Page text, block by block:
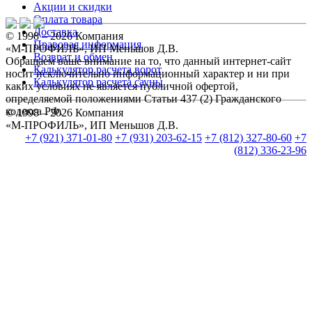
Акции и скидки
Оплата товара
Доставка
Правовая информация
Возврат и обмен
Калькулятор расчета ворот
Калькулятор расчета сауны
© 1998 – 2026 Компания
«М-ПРОФИЛЬ», ИП Меньшов Д.В.
+7 (921) 371-01-80 +7 (931) 203-62-15 +7 (812) 327-80-60 +7
(812) 336-23-96
© 1998 – 2026 Компания
«М-ПРОФИЛЬ», ИП Меньшов Д.В.
Обращаем ваше внимание на то, что данный интернет-сайт
носит исключительно информационный характер и ни при
каких условиях не является публичной офертой,
определяемой положениями Статьи 437 (2) Гражданского
кодекса РФ.